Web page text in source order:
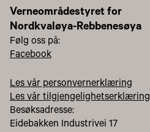
Verneområdestyret for
Nordkvaløya-Rebbenesøya
Følg oss på:
Facebook
Les vår personvernerklæring
Les vår tilgjengelighetserklæring
Besøksadresse:
Eidebakken Industrivei 17